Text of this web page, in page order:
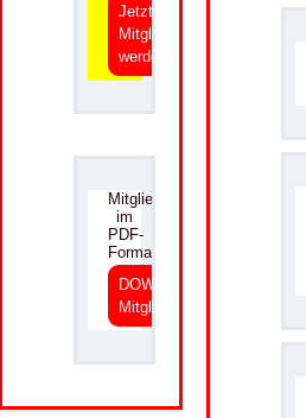
Jetzt
Mitglied
werden
Mitgliedsantrag
im
PDF-
Format
DOWNLOAD
Mitgliedsantrag